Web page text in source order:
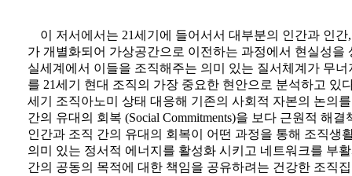
이 저서에서는 21세기에 들어서서 대부분의 인간과 인간
가 개별화되어 가상공간으로 이전하는 과정에서 현실성을
실세계에서 이들을 조직해주는 의미 있는 질서체계가 무
를 21세기 현대 조직의 가장 중요한 현안으로 분석하고 있
세기 조직아노미 상태 대응해 기존의 사회적 자본의 논의
간의 유대의 회복 (Social Commitments)을 보다 근원적 해
인간과 조직 간의 유대의 회복이 어떤 과정을 통해 조직생
의미 있는 정서적 에너지를 활성화 시키고 네트워크를 부
간의 공동의 목적에 대한 책임을 공유하려는 건강한 조직